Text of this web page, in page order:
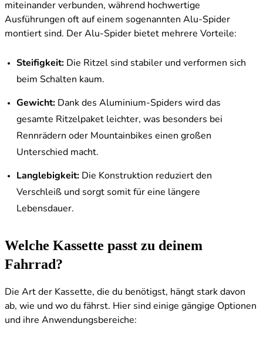
miteinander verbunden, während hochwertige
Ausführungen oft auf einem sogenannten Alu-Spider
montiert sind. Der Alu-Spider bietet mehrere Vorteile:
Steifigkeit: Die Ritzel sind stabiler und verformen sich
beim Schalten kaum.
Gewicht: Dank des Aluminium-Spiders wird das
gesamte Ritzelpaket leichter, was besonders bei
Rennrädern oder Mountainbikes einen großen
Unterschied macht.
Langlebigkeit: Die Konstruktion reduziert den
Verschleiß und sorgt somit für eine längere
Lebensdauer.
Welche Kassette passt zu deinem
Fahrrad?
Die Art der Kassette, die du benötigst, hängt stark davon
ab, wie und wo du fährst. Hier sind einige gängige Optionen
und ihre Anwendungsbereiche: